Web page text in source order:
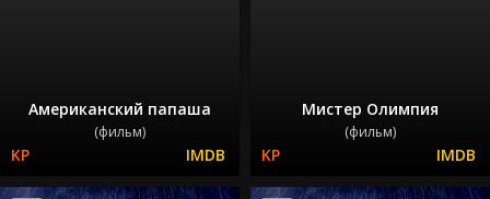
Американский папаша
(фильм)
Мистер Олимпия
(фильм)